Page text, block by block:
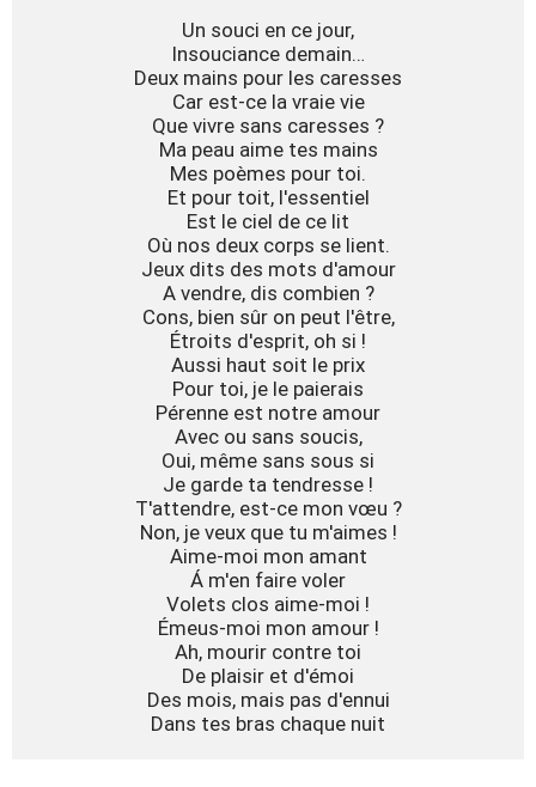
Un souci en ce jour,
Insouciance demain…
Deux mains pour les caresses
Car est-ce la vraie vie
Que vivre sans caresses ?
Ma peau aime tes mains
Mes poèmes pour toi.
Et pour toit, l'essentiel
Est le ciel de ce lit
Où nos deux corps se lient.
Jeux dits des mots d'amour
A vendre, dis combien ?
Cons, bien sûr on peut l'être,
Étroits d'esprit, oh si !
Aussi haut soit le prix
Pour toi, je le paierais
Pérenne est notre amour
Avec ou sans soucis,
Oui, même sans sous si
Je garde ta tendresse !
T'attendre, est-ce mon vœu ?
Non, je veux que tu m'aimes !
Aime-moi mon amant
Á m'en faire voler
Volets clos aime-moi !
Émeus-moi mon amour !
Ah, mourir contre toi
De plaisir et d'émoi
Des mois, mais pas d'ennui
Dans tes bras chaque nuit